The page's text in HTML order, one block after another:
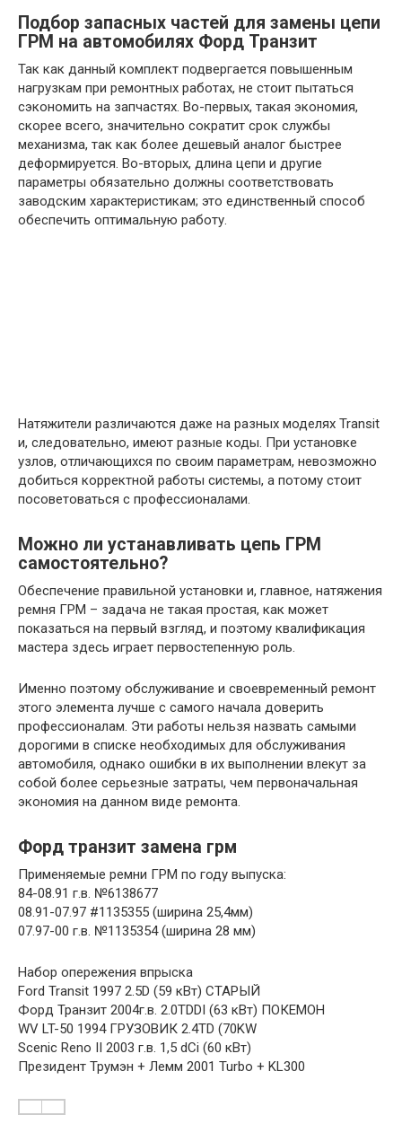
Подбор запасных частей для замены цепи
ГРМ на автомобилях Форд Транзит
Так как данный комплект подвергается повышенным
нагрузкам при ремонтных работах, не стоит пытаться
сэкономить на запчастях. Во-первых, такая экономия,
скорее всего, значительно сократит срок службы
механизма, так как более дешевый аналог быстрее
деформируется. Во-вторых, длина цепи и другие
параметры обязательно должны соответствовать
заводским характеристикам; это единственный способ
обеспечить оптимальную работу.
Натяжители различаются даже на разных моделях Transit
и, следовательно, имеют разные коды. При установке
узлов, отличающихся по своим параметрам, невозможно
добиться корректной работы системы, а потому стоит
посоветоваться с профессионалами.
Можно ли устанавливать цепь ГРМ
самостоятельно?
Обеспечение правильной установки и, главное, натяжения
ремня ГРМ – задача не такая простая, как может
показаться на первый взгляд, и поэтому квалификация
мастера здесь играет первостепенную роль.
Именно поэтому обслуживание и своевременный ремонт
этого элемента лучше с самого начала доверить
профессионалам. Эти работы нельзя назвать самыми
дорогими в списке необходимых для обслуживания
автомобиля, однако ошибки в их выполнении влекут за
собой более серьезные затраты, чем первоначальная
экономия на данном виде ремонта.
Форд транзит замена грм
Применяемые ремни ГРМ по году выпуска:
84-08.91 г.в. №6138677
08.91-07.97 #1135355 (ширина 25,4мм)
07.97-00 г.в. №1135354 (ширина 28 мм)
Набор опережения впрыска
Ford Transit 1997 2.5D (59 кВт) СТАРЫЙ
Форд Транзит 2004г.в. 2.0TDDI (63 кВт) ПОКЕМОН
WV LT-50 1994 ГРУЗОВИК 2.4TD (70KW
Scenic Reno II 2003 г.в. 1,5 dCi (60 кВт)
Президент Трумэн + Лемм 2001 Turbo + KL300